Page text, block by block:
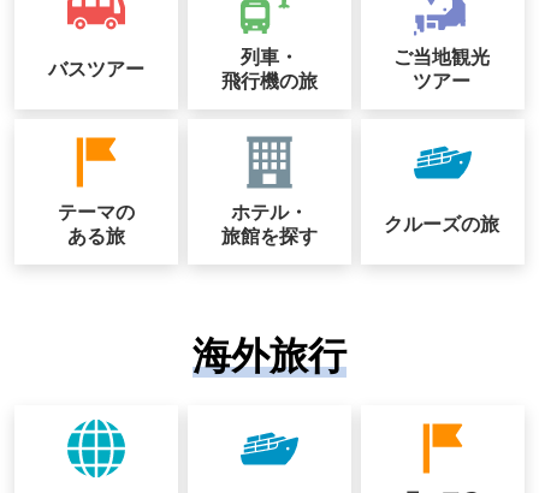
バスツアー
列車・
飛行機の旅
ご当地観光
ツアー
テーマの
ある旅
ホテル・
旅館を探す
クルーズの旅
海外旅行